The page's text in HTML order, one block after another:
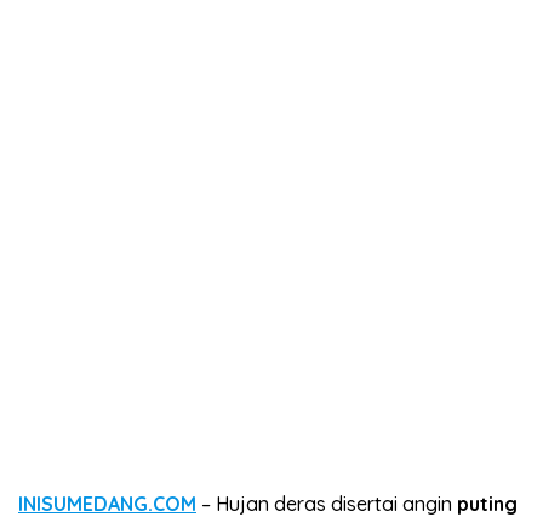
INISUMEDANG.COM – Hujan deras disertai angin puting